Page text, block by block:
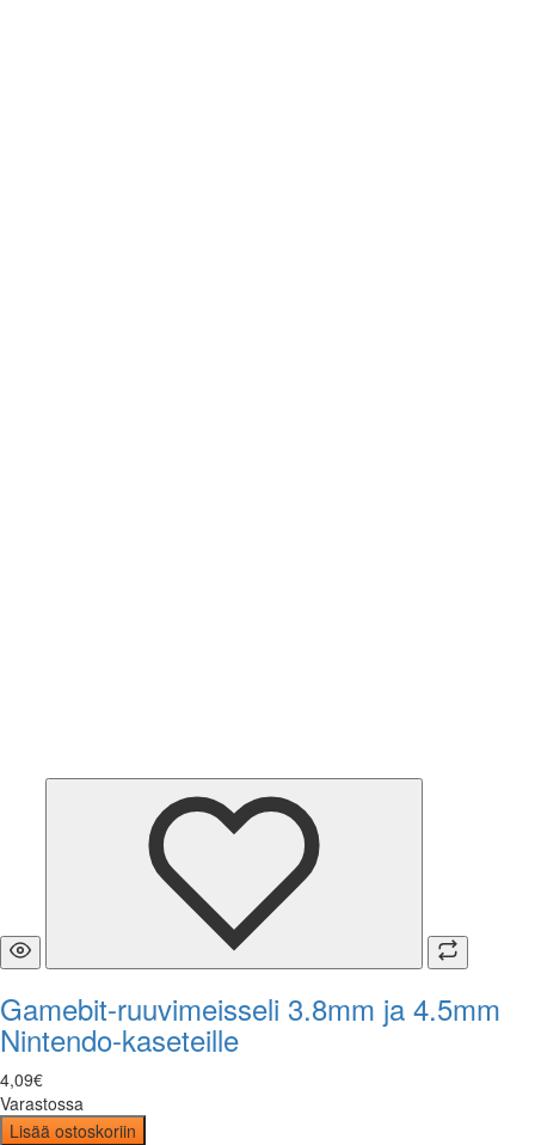
Gamebit-ruuvimeisseli 3.8mm ja 4.5mm
Nintendo-kaseteille
4,09€
Varastossa
Lisää ostoskoriin